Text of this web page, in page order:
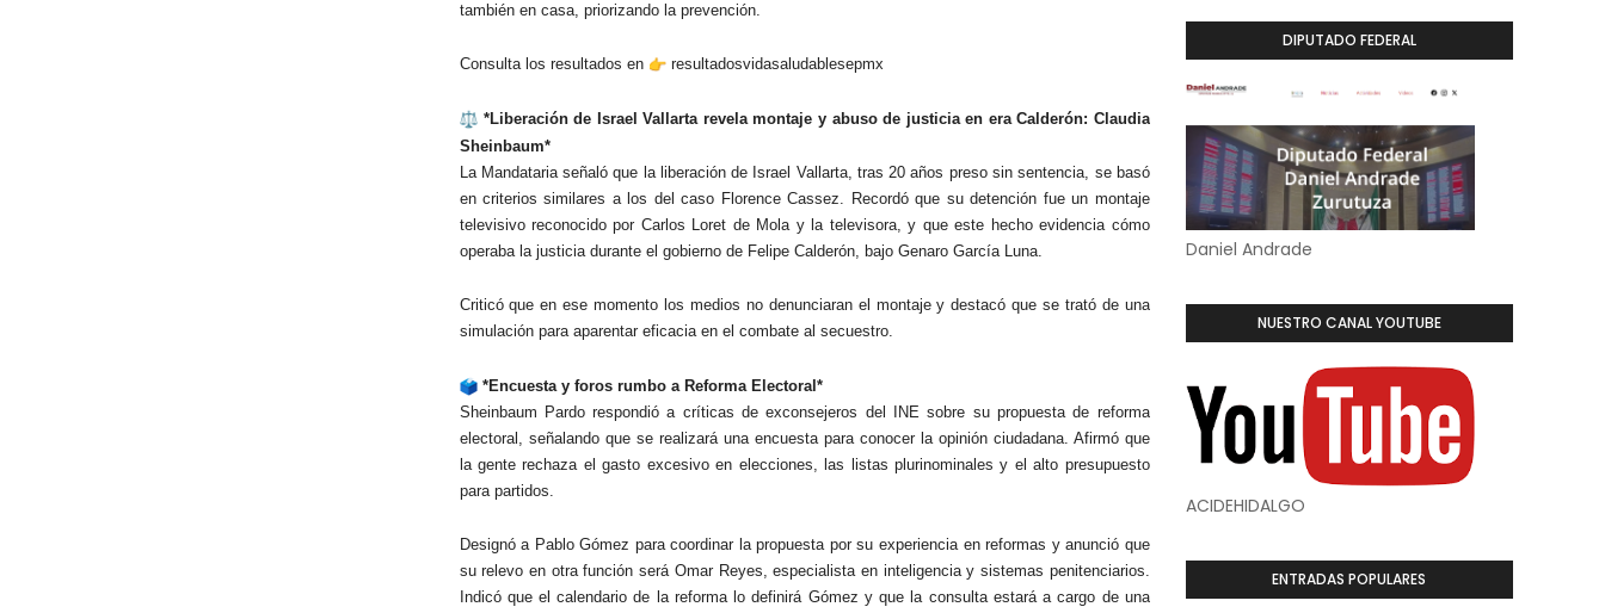
también en casa, priorizando la prevención.
Consulta los resultados en resultadosvidasaludablesepmx
*Liberación de Israel Vallarta revela montaje y abuso de justicia en era Calderón: Claudia
Sheinbaum*
La Mandataria señaló que la liberación de Israel Vallarta, tras 20 años preso sin sentencia, se basó
en criterios similares a los del caso Florence Cassez. Recordó que su detención fue un montaje
televisivo reconocido por Carlos Loret de Mola y la televisora, y que este hecho evidencia cómo
operaba la justicia durante el gobierno de Felipe Calderón, bajo Genaro García Luna.
Criticó que en ese momento los medios no denunciaran el montaje y destacó que se trató de una
simulación para aparentar eficacia en el combate al secuestro.
*Encuesta y foros rumbo a Reforma Electoral*
Sheinbaum Pardo respondió a críticas de exconsejeros del INE sobre su propuesta de reforma
electoral, señalando que se realizará una encuesta para conocer la opinión ciudadana. Afirmó que
la gente rechaza el gasto excesivo en elecciones, las listas plurinominales y el alto presupuesto
para partidos.
Designó a Pablo Gómez para coordinar la propuesta por su experiencia en reformas y anunció que
su relevo en otra función será Omar Reyes, especialista en inteligencia y sistemas penitenciarios.
Indicó que el calendario de la reforma lo definirá Gómez y que la consulta estará a cargo de una
DIPUTADO FEDERAL
Daniel Andrade
NUESTRO CANAL YOUTUBE
ACIDEHIDALGO
ENTRADAS POPULARES